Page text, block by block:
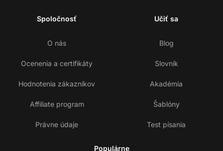
Spoločnosť
O nás
Ocenenia a certifikáty
Hodnotenia zákazníkov
Affiliate program
Právne údaje
Učiť sa
Blog
Slovník
Akadémia
Šablóny
Test písania
Populárne